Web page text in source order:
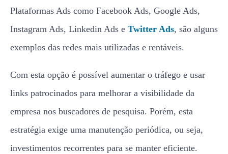
Plataformas Ads como Facebook Ads, Google Ads,
Instagram Ads, Linkedin Ads e Twitter Ads, são alguns
exemplos das redes mais utilizadas e rentáveis.
Com esta opção é possível aumentar o tráfego e usar
links patrocinados para melhorar a visibilidade da
empresa nos buscadores de pesquisa. Porém, esta
estratégia exige uma manutenção periódica, ou seja,
investimentos recorrentes para se manter eficiente.